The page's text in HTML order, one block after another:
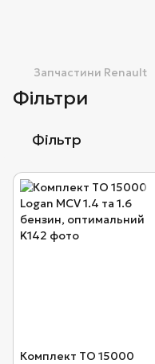
Запчастини Renault
Фільтри
Фільтр
Комплект ТО 15000